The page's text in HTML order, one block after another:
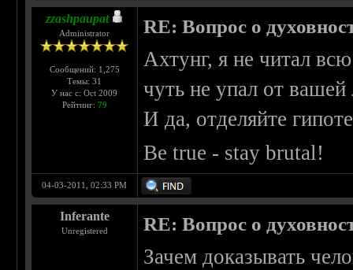
zzashpaupat
Administrator
Сообщений: 1,275
Темы: 31
У нас с: Oct 2009
Рейтинг: 79
RE: Вопрос о
Ахтунг, я не читал
чуть не упал от вашей
И да, отделяйте
Be true - stay brutal!
04-03-2011, 02:33 PM
Inferante
Unregistered RE: Вопрос о
Зачем доказывать